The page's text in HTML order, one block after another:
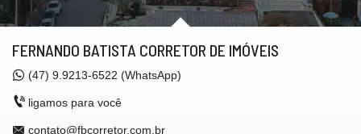
FERNANDO BATISTA CORRETOR DE IMÓVEIS
(47) 9.9213-6522 (WhatsApp)
ligamos para você
contato@fbcorretor.com.br